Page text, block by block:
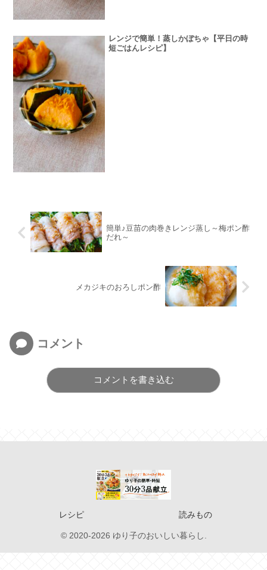
レンジで簡単！蒸しかぼちゃ【平日の時
短ごはんレシピ】
簡単♪豆苗の肉巻きレンジ蒸し～梅ポン酢
だれ～
メカジキのおろしポン酢
コメント
コメントを書き込む
レシピ 読みもの
© 2020-2026 ゆり子のおいしい暮らし.